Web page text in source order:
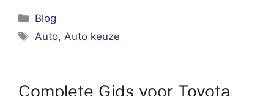
Categorieën
Blog
Tags
Auto,Auto keuze
Complete Gids voor Toyota